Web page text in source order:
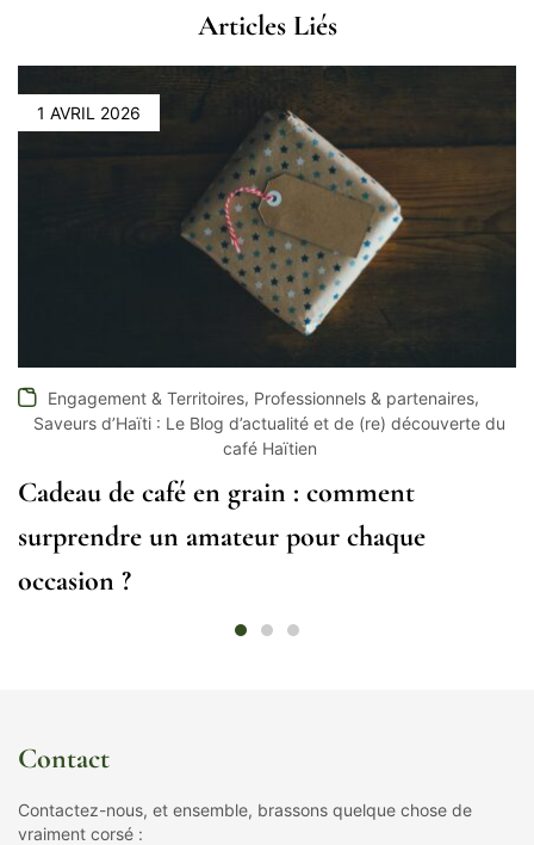
Articles Liés
1 AVRIL 2026
Engagement & Territoires, Professionnels & partenaires,
Saveurs d’Haïti : Le Blog d’actualité et de (re) découverte du
café Haïtien
Cadeau de café en grain : comment
surprendre un amateur pour chaque
occasion ?
Contact
Contactez-nous, et ensemble, brassons quelque chose de
vraiment corsé :